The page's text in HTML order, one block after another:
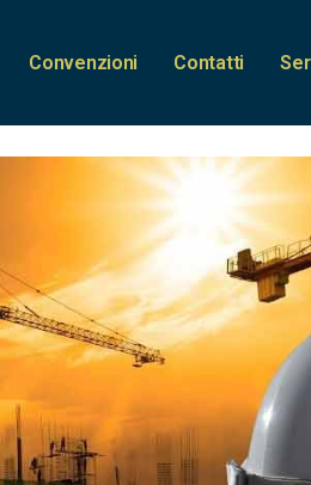
Convenzioni Contatti